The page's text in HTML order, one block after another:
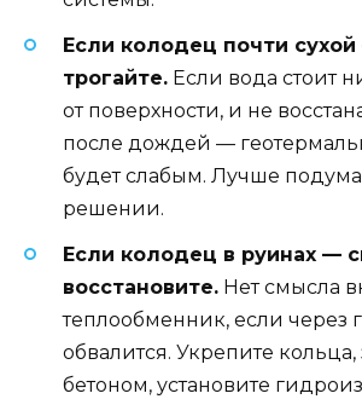
Если колодец почти
трогайте. Если вода стоит
от поверхности, и не
после дождей —
будет слабым. Лучше
решении.
Если колодец в руинах —
восстановите. Нет смысла
теплообменник, если через
обвалится. Укрепите кольца,
бетоном, установите